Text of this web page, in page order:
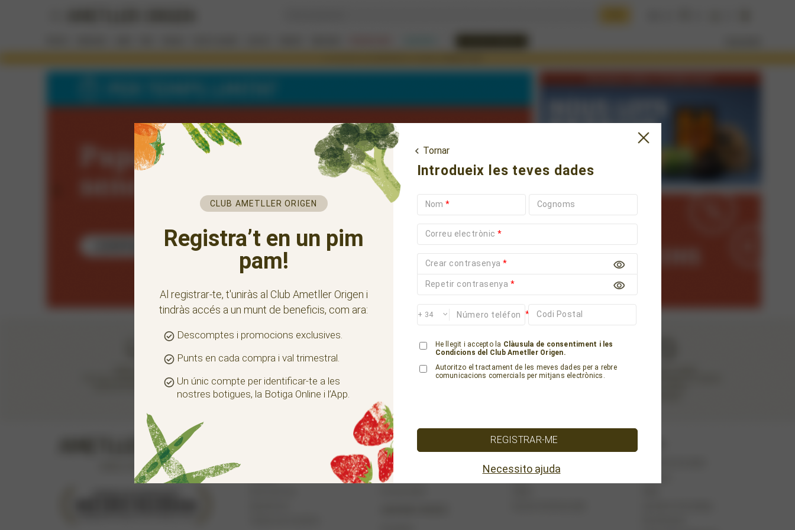
CLUB AMETLLER ORIGEN
Registra’t en un pim
pam!
Al registrar-te, t'uniràs al Club Ametller Origen i
tindràs accés a un munt de beneficis, com ara:
Descomptes i promocions exclusives.
Punts en cada compra i val trimestral.
Un únic compte per identificar-te a les
nostres botigues, la Botiga Online i l’App.
Tornar
Introdueix les teves dades
Nom* Cognoms
Correu electrònic *
Crear contrasenya *
Repetir contrasenya *
* Codi Postal
He llegit i accepto la Clàusula de consentiment i les
Condicions del Club Ametller Origen.
Autoritzo el tractament de les meves dades per a rebre
comunicacions comercials per mitjans electrònics.
REGISTRAR-ME
Necessito ajuda